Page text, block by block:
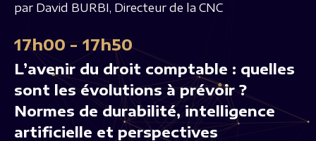
par David BURBI, Directeur de la CNC
17h00 - 17h50
L’avenir du droit comptable : quelles
sont les évolutions à prévoir ?
Normes de durabilité, intelligence
artificielle et perspectives